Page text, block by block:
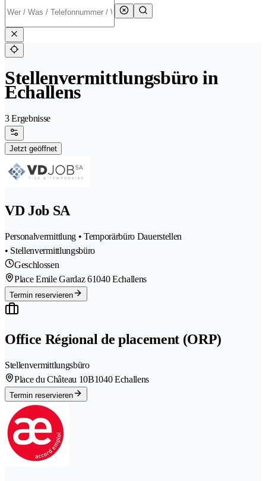
Stellenvermittlungsbüro in
Echallens
3 Ergebnisse
Jetzt geöffnet
VD Job SA
Personalvermittlung • Temporärbüro Dauerstellen
• Stellenvermittlungsbüro
Geschlossen
Place Emile Gardaz 61040 Echallens
Termin reservieren
Office Régional de placement (ORP)
Stellenvermittlungsbüro
Place du Château 10B1040 Echallens
Termin reservieren